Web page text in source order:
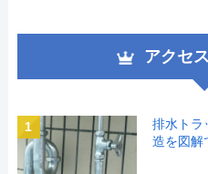
アクセ
1
排水トラ
造を図解